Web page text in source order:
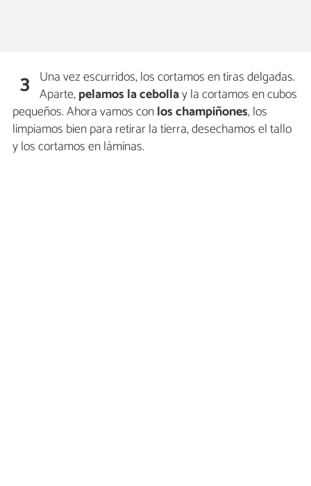
3 Una vez escurridos, los cortamos en tiras delgadas.
Aparte,pelamos la cebollay la cortamos en cubos
pequeños. Ahora vamos conlos champiñones, los
limpiamos bien para retirar la tierra, desechamos el tallo
y los cortamos en láminas.